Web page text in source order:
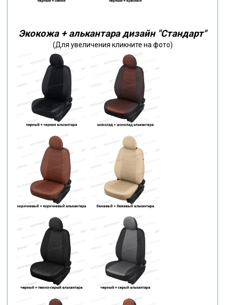
Экокожа + алькантара дизайн "Стандарт"
(Для увеличения кликните на фото)